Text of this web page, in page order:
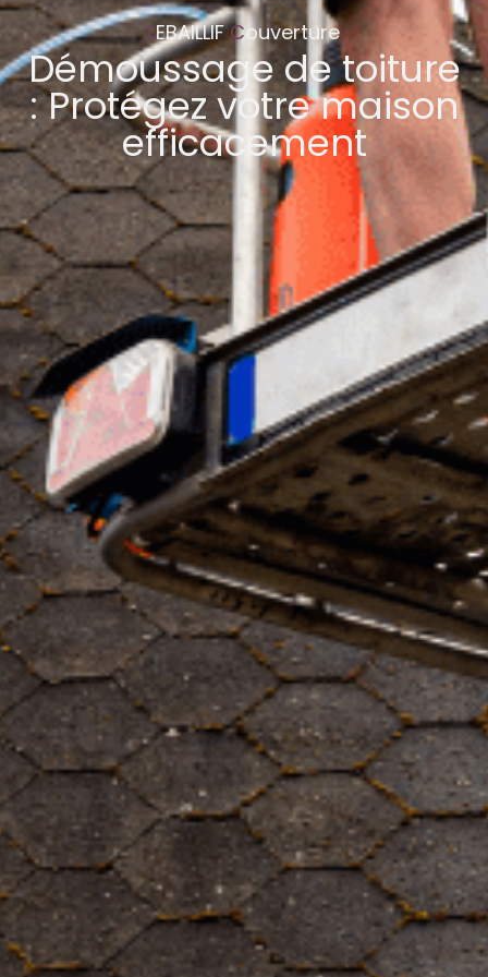
LEBAILLIFCouverture
Démoussage de toiture
: Protégez votre maison
efficacement